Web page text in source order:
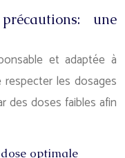
une
et adaptée à
les dosages
des doses faibles afin
optimale